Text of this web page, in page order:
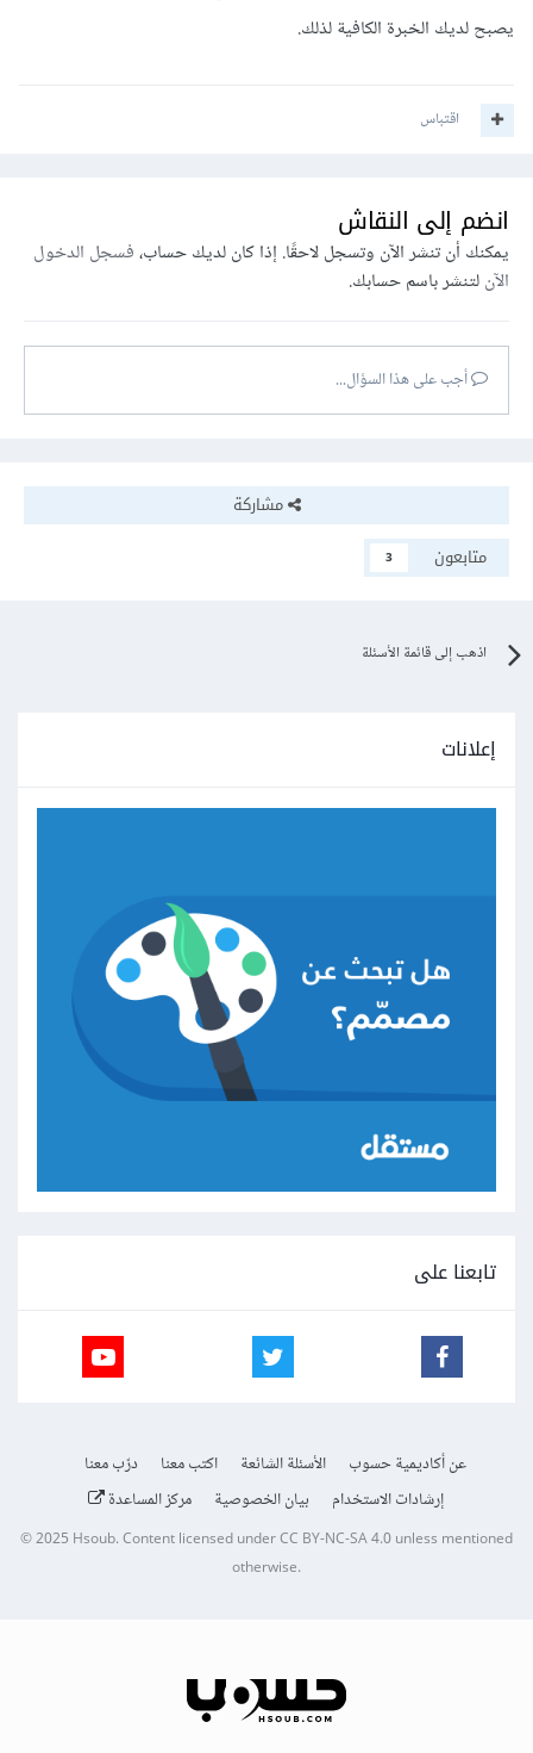
يصبح لديك الخبرة الكافية لذلك.
اقتباس
انضم إلى النقاش
يمكنك أن تنشر الآن وتسجل لاحقًا. إذا كان لديك حساب،فسجل الدخول
الآنلتنشر باسم حسابك.
أجب على هذا السؤال...
مشاركة
متابعون
3
اذهب إلى قائمة الأسئلة
إعلانات
تابعنا على
عن أكاديمية حسوب الأسئلة الشائعة اكتب معنا
درّب معنا
إرشادات الاستخدام
بيان الخصوصية مركز المساعدة
© 2025Hsoub.Content licensed underCC BY-NC-SA 4.0unless mentioned
otherwise.